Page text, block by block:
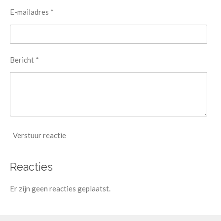
E-mailadres *
Bericht *
Verstuur reactie
Reacties
Er zijn geen reacties geplaatst.